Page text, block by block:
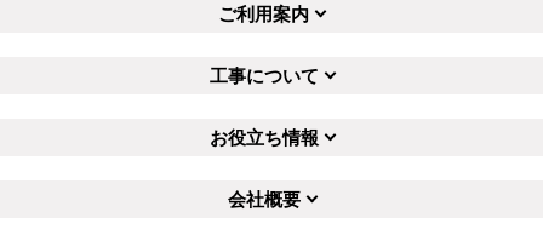
ご利用案内
工事について
お役立ち情報
会社概要